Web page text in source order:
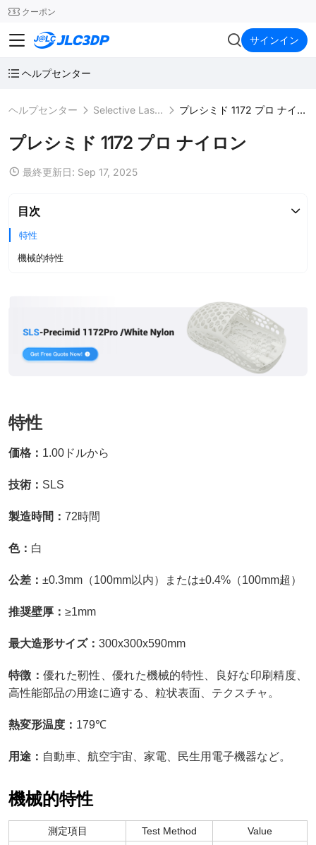
24SMT クーポン
JLC3DP サインイン
ヘルプセンター
ヘルプセンター Selective Laser Sintering (SLS) プレシミド 1172 プロ ナイロン
プレシミド 1172 プロ ナイロン
最終更新日: Sep 17, 2025
目次
特性
機械的特性
特性
価格： 1.00ドルから
技術： SLS
製造時間： 72時間
色： 白
公差： ±0.3mm（100mm以内）または±0.4%（100mm超）
推奨壁厚： ≥1mm
最大造形サイズ： 300x300x590mm
特徴： 優れた靭性、優れた機械的特性、良好な印刷精度、
高性能部品の用途に適する、粒状表面、テクスチャ。
熱変形温度： 179℃
用途： 自動車、航空宇宙、家電、民生用電子機器など。
機械的特性
測定項目 Test Method
Value